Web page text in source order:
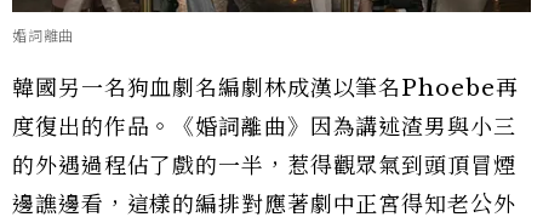
婚詞離曲
韓國另一名狗血劇名編劇林成漢以筆名Phoebe再
度復出的作品。《婚詞離曲》因為講述渣男與小三
的外遇過程佔了戲的一半，惹得觀眾氣到頭頂冒煙
邊譙邊看，這樣的編排對應著劇中正宮得知老公外